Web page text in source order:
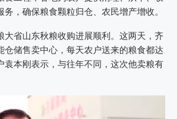
，确保粮食颗粒归仓、农民增产增收。
大省山东秋粮收购进展顺利。这两天，齐
仓储售卖中心，每天农户送来的粮食都达
袁本刚表示，与往年不同，这次他卖粮有